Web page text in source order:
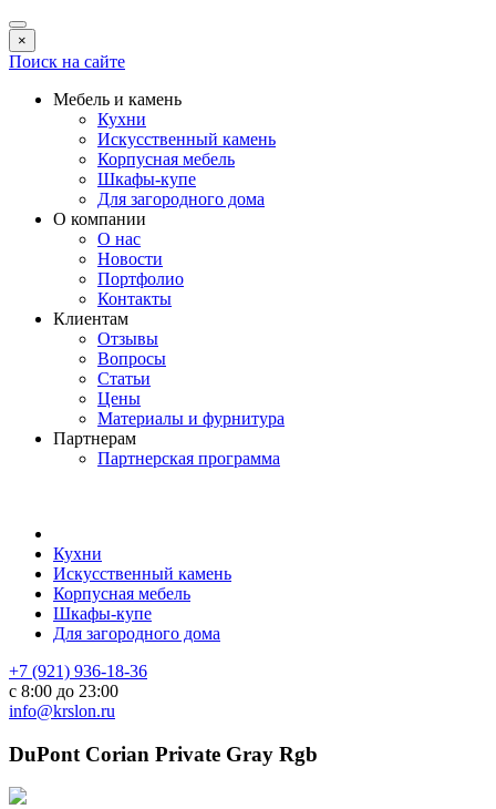
×
Поиск на сайте
Мебель и камень
Кухни
Искусственный камень
Корпусная мебель
Шкафы-купе
Для загородного дома
О компании
О нас
Новости
Портфолио
Контакты
Клиентам
Отзывы
Вопросы
Статьи
Цены
Материалы и фурнитура
Партнерам
Партнерская программа
Кухни
Искусственный камень
Корпусная мебель
Шкафы-купе
Для загородного дома
+7 (921) 936-18-36
с 8:00 до 23:00
info@krslon.ru
DuPont Corian Private Gray Rgb